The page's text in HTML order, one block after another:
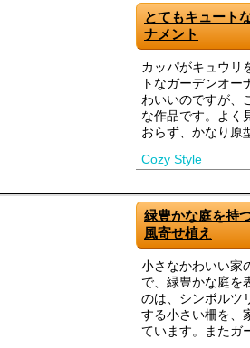
とてもキュート
ナメント
カッパがキュウリ
トなガーデンオ
わいいのですが、
な作品です。よく
おらず、かなり原
Cozy Style
緑豊かな庭を持
風寄せ植え
小さなかわいい家
で、緑豊かな庭を
のは、シンボルツ
する小さい柵を、
ています。またガ